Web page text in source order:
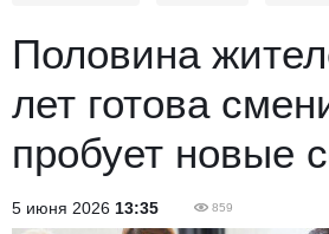
Половина
лет готова
пробует новые
5 июня 2026 13:35 859